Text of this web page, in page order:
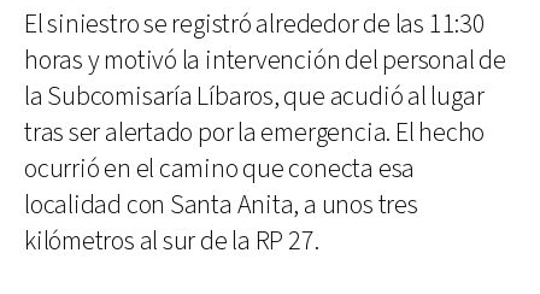
El siniestro se registró alrededor de las 11:30
horas y motivó la intervención del personal de
la Subcomisaría Líbaros, que acudió al lugar
tras ser alertado por la emergencia. El hecho
ocurrió en el camino que conecta esa
localidad con Santa Anita, a unos tres
kilómetros al sur de la RP 27.